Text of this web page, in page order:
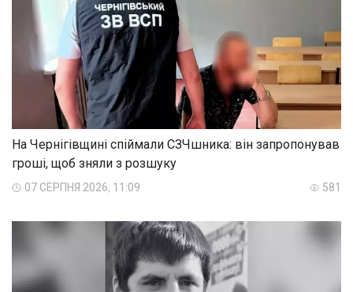
На Чернігівщині спіймали СЗЧшника: він запропонував
гроші, щоб зняли з розшуку
07 СЕРПНЯ 2026, 11:09 581